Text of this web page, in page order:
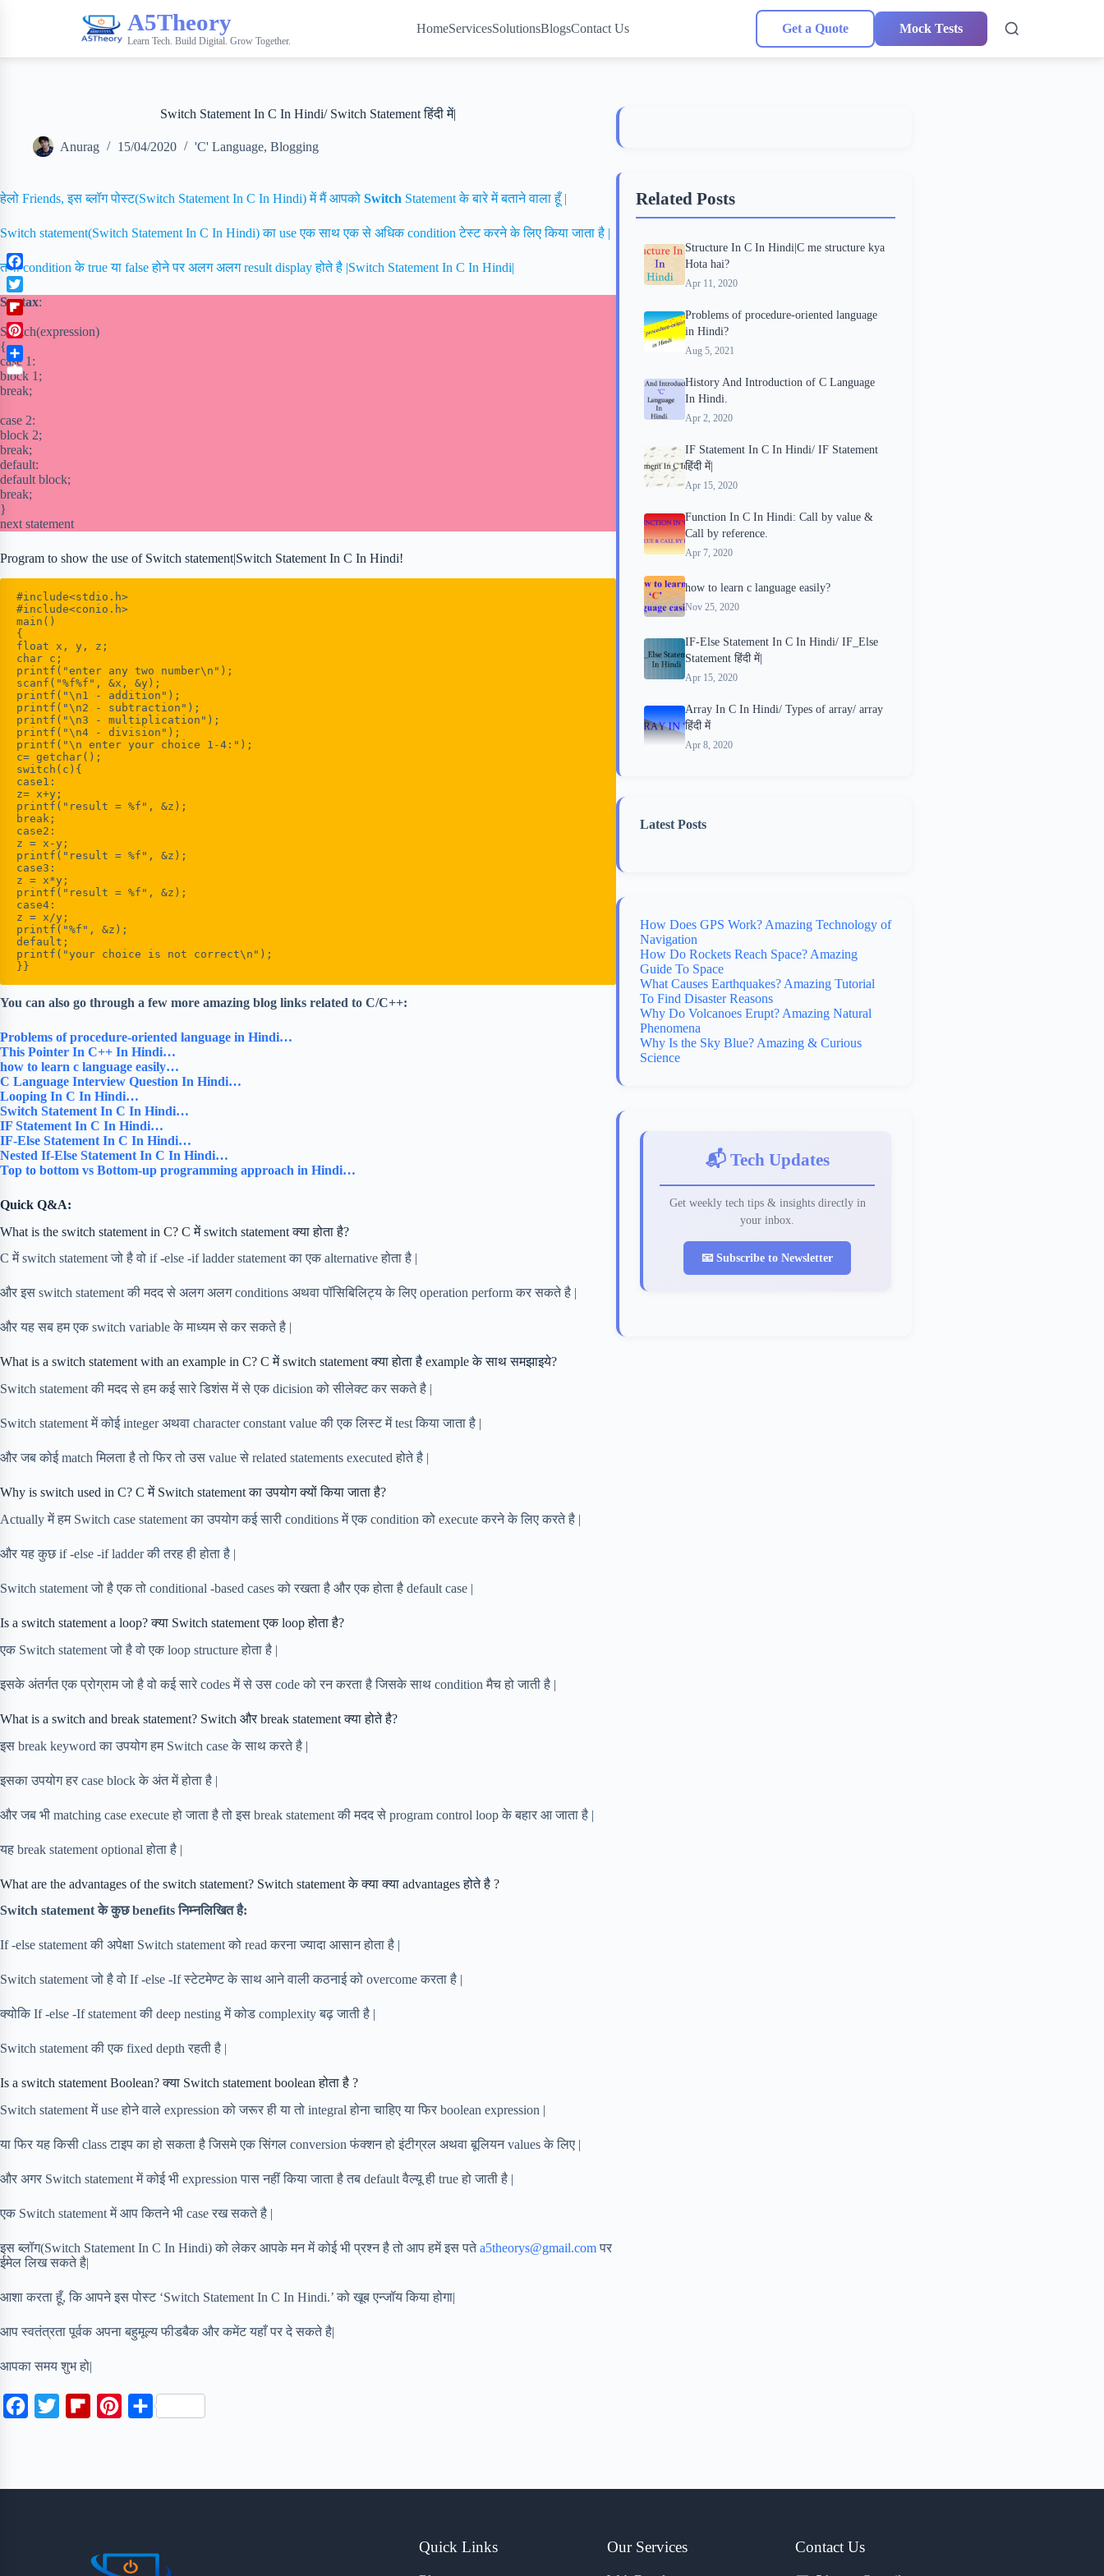
A5Theory
Learn Tech. Build Digital. Grow Together.
HomeServicesSolutionsBlogsContact Us Get a Quote Mock Tests
Switch Statement In C In Hindi/ Switch Statement हिंदी में|
Anurag 15/04/2020 'C' Language, Blogging
हेलो Friends, इस ब्लॉग पोस्ट(Switch Statement In C In Hindi) में मैं आपको Switch Statement के बारे में बताने वाला हूँ |
Switch statement(Switch Statement In C In Hindi) का use एक साथ एक से अधिक condition टेस्ट करने के लिए किया जाता है |
तथा condition के true या false होने पर अलग अलग result display होते है |Switch Statement In C In Hindi|
Syntax:
Switch(expression)
{
case 1:
block 1;
break;
case 2:
block 2;
break;
default:
default block;
break;
}
next statement
Program to show the use of Switch statement|Switch Statement In C In Hindi!
#include<stdio.h>
#include<conio.h>
main()
{
float x, y, z;
char c;
printf("enter any two number\n");
scanf("%f%f", &x, &y);
printf("\n1 - addition");
printf("\n2 - subtraction");
printf("\n3 - multiplication");
printf("\n4 - division");
printf("\n enter your choice 1-4:");
c= getchar();
switch(c){
case1:
z= x+y;
printf("result = %f", &z);
break;
case2:
z = x-y;
printf("result = %f", &z);
case3:
z = x*y;
printf("result = %f", &z);
case4:
z = x/y;
printf("%f", &z);
default;
printf("your choice is not correct\n");
}}
You can also go through a few more amazing blog links related to C/C++:
Problems of procedure-oriented language in Hindi…
This Pointer In C++ In Hindi…
how to learn c language easily…
C Language Interview Question In Hindi…
Looping In C In Hindi…
Switch Statement In C In Hindi…
IF Statement In C In Hindi…
IF-Else Statement In C In Hindi…
Nested If-Else Statement In C In Hindi…
Top to bottom vs Bottom-up programming approach in Hindi…
Quick Q&A:
What is the switch statement in C? C में switch statement क्या होता है?
C में switch statement जो है वो if -else -if ladder statement का एक alternative होता है |
और इस switch statement की मदद से अलग अलग conditions अथवा पॉसिबिलिट्य के लिए operation perform कर सकते है |
और यह सब हम एक switch variable के माध्यम से कर सकते है |
What is a switch statement with an example in C? C में switch statement क्या होता है example के साथ समझाइये?
Switch statement की मदद से हम कई सारे डिशंस में से एक dicision को सीलेक्ट कर सकते है |
Switch statement में कोई integer अथवा character constant value की एक लिस्ट में test किया जाता है |
और जब कोई match मिलता है तो फिर तो उस value से related statements executed होते है |
Why is switch used in C? C में Switch statement का उपयोग क्यों किया जाता है?
Actually में हम Switch case statement का उपयोग कई सारी conditions में एक condition को execute करने के लिए करते है |
और यह कुछ if -else -if ladder की तरह ही होता है |
Switch statement जो है एक तो conditional -based cases को रखता है और एक होता है default case |
Is a switch statement a loop? क्या Switch statement एक loop होता है?
एक Switch statement जो है वो एक loop structure होता है |
इसके अंतर्गत एक प्रोग्राम जो है वो कई सारे codes में से उस code को रन करता है जिसके साथ condition मैच हो जाती है |
What is a switch and break statement? Switch और break statement क्या होते है?
इस break keyword का उपयोग हम Switch case के साथ करते है |
इसका उपयोग हर case block के अंत में होता है |
और जब भी matching case execute हो जाता है तो इस break statement की मदद से program control loop के बहार आ जाता है |
यह break statement optional होता है |
What are the advantages of the switch statement? Switch statement के क्या क्या advantages होते है ?
Switch statement के कुछ benefits निम्नलिखित है:
If -else statement की अपेक्षा Switch statement को read करना ज्यादा आसान होता है |
Switch statement जो है वो If -else -If स्टेटमेण्ट के साथ आने वाली कठनाई को overcome करता है |
क्योकि If -else -If statement की deep nesting में कोड complexity बढ़ जाती है |
Switch statement की एक fixed depth रहती है |
Is a switch statement Boolean? क्या Switch statement boolean होता है ?
Switch statement में use होने वाले expression को जरूर ही या तो integral होना चाहिए या फिर boolean expression |
या फिर यह किसी class टाइप का हो सकता है जिसमे एक सिंगल conversion फंक्शन हो इंटीग्रल अथवा बूलियन values के लिए |
और अगर Switch statement में कोई भी expression पास नहीं किया जाता है तब default वैल्यू ही true हो जाती है |
एक Switch statement में आप कितने भी case रख सकते है |
इस ब्लॉग(Switch Statement In C In Hindi) को लेकर आपके मन में कोई भी प्रश्न है तो आप हमें इस पतेa5theorys@gmail.comपर
ईमेल लिख सकते है|
आशा करता हूँ, कि आपने इस पोस्ट ‘Switch Statement In C In Hindi.’ को खूब एन्जॉय किया होगा|
आप स्वतंत्रता पूर्वक अपना बहुमूल्य फीडबैक और कमेंट यहाँ पर दे सकते है|
आपका समय शुभ हो|
a
e
S
Related Posts
Structure In C In Hindi|C me structure kya
Hota hai?
Apr 11, 2020
Problems of procedure-oriented language
in Hindi?
Aug 5, 2021
History And Introduction of C Language
In Hindi.
Apr 2, 2020
IF Statement In C In Hindi/ IF Statement
हिंदी में|
Apr 15, 2020
Function In C In Hindi: Call by value &
Call by reference.
Apr 7, 2020
how to learn c language easily?
Nov 25, 2020
IF-Else Statement In C In Hindi/ IF_Else
Statement हिंदी में|
Apr 15, 2020
Array In C In Hindi/ Types of array/ array
हिंदी में
Apr 8, 2020
Latest Posts
How Does GPS Work? Amazing Technology of
Navigation
How Do Rockets Reach Space? Amazing
Guide To Space
What Causes Earthquakes? Amazing Tutorial
To Find Disaster Reasons
Why Do Volcanoes Erupt? Amazing Natural
Phenomena
Why Is the Sky Blue? Amazing & Curious
Science
📬 Tech Updates
Get weekly tech tips & insights directly in
your inbox.
📧 Subscribe to Newsletter
Quick Links Our Services Contact Us
F
a
c
e
b
o
o
k
T
w
i
t
t
e
r
F
l
p
b
a
r
d
P
i
n
t
r
e
s
t
S
h
r
e